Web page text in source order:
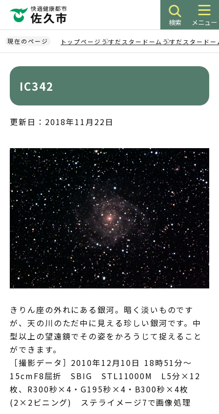
ペ
ー
ジ
検索 メニュー
現在のページ トップページ うすだスタードーム うすだスタード
IC342
更新日：2018年11月22日
きりん座の外れにある銀河。暗く淡いものです
が、天の川のただ中に見える珍しい銀河です。中
型以上の望遠鏡でその姿をかろうじて捉えること
ができます。
［撮影データ］2010年12月10日 18時51分～
15cmF8屈折 SBIG STL11000M L5分×12
枚、R300秒×4・G195秒×4・B300秒×4枚
(2×2ビニング) ステライメージ7で画像処理